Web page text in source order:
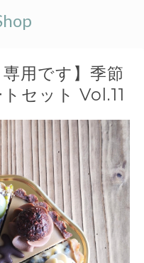
専用です】季節
セット Vol.11